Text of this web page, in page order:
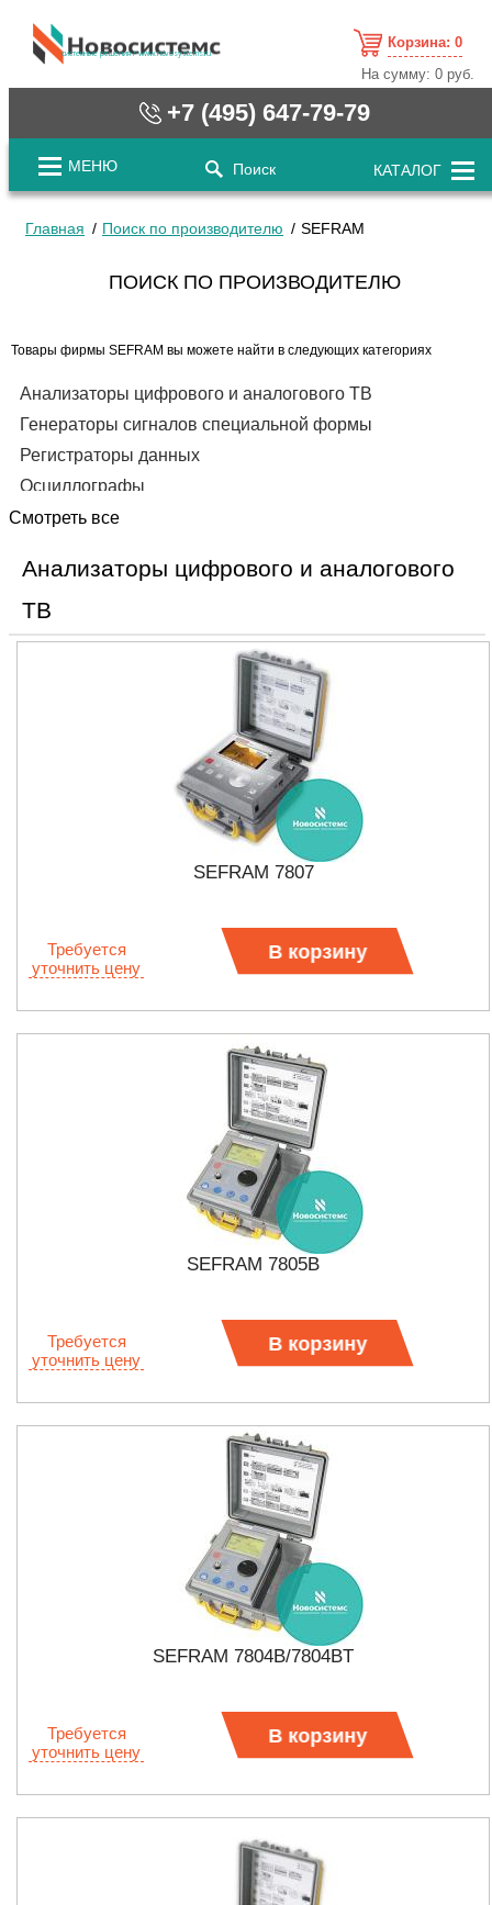
cистемные решения / www.novosystems.ru
Корзина: 0
На сумму:0 руб.
+7 (495) 647-79-79
МЕНЮ Поиск КАТАЛОГ
Главная Поиск по производителю SEFRAM
ПОИСК ПО ПРОИЗВОДИТЕЛЮ
Товары фирмы SEFRAM вы можете найти в следующих категориях
Анализаторы цифрового и аналогового ТВ
Генераторы сигналов специальной формы
Регистраторы данных
Осциллографы
Смотреть все
Анализаторы цифрового и аналогового
ТВ
SEFRAM 7807
Требуется
уточнить цену
В корзину
SEFRAM 7805B
Требуется
уточнить цену
В корзину
SEFRAM 7804B/7804BT
Требуется
уточнить цену
В корзину